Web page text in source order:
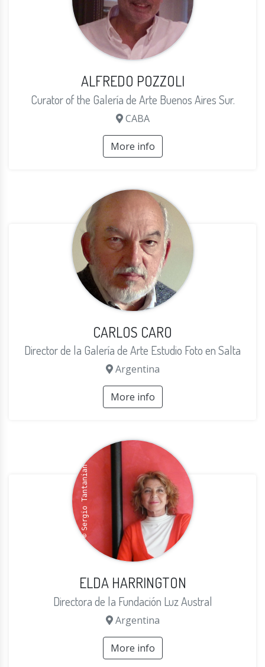
ALFREDO POZZOLI
Curator of the Galería de Arte Buenos Aires Sur.
CABA
More info
CARLOS CARO
Director de la Galería de Arte Estudio Foto en Salta
Argentina
More info
Sergio Tantanian
ELDA HARRINGTON
Directora de la Fundación Luz Austral
Argentina
More info